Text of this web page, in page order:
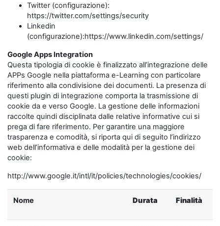
Twitter (configurazione):
https://twitter.com/settings/security
Linkedin
(configurazione):https://www.linkedin.com/settings/
Google Apps Integration
Questa tipologia di cookie è finalizzato all’integrazione delle
APPs Google nella piattaforma e-Learning con particolare
riferimento alla condivisione dei documenti. La presenza di
questi plugin di integrazione comporta la trasmissione di
cookie da e verso Google. La gestione delle informazioni
raccolte quindi disciplinata dalle relative informative cui si
prega di fare riferimento. Per garantire una maggiore
trasparenza e comodità, si riporta qui di seguito l’indirizzo
web dell’informativa e delle modalità per la gestione dei
cookie:
http://www.google.it/intl/it/policies/technologies/cookies/
Nome Durata Finalità